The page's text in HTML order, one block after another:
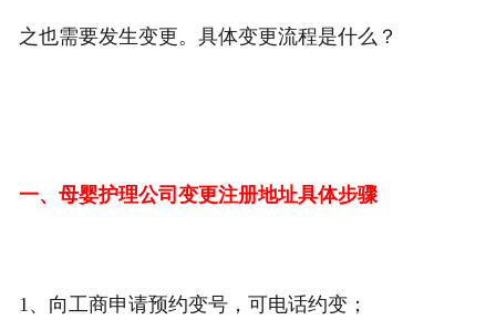
之也需要发生变更。具体变更流程是什么？
一、母婴护理公司变更注册地址具体步骤
1、向工商申请预约变号，可电话约变；